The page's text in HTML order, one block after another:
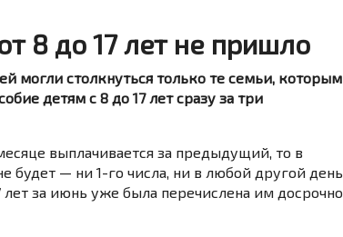
8 до 17 лет не пришло
могли столкнуться только те семьи, которым
детям с 8 до 17 лет сразу за три
выплачивается за предыдущий, то в
— ни 1-го числа, ни в любой другой день
лет за июнь уже была перечислена им досрочно